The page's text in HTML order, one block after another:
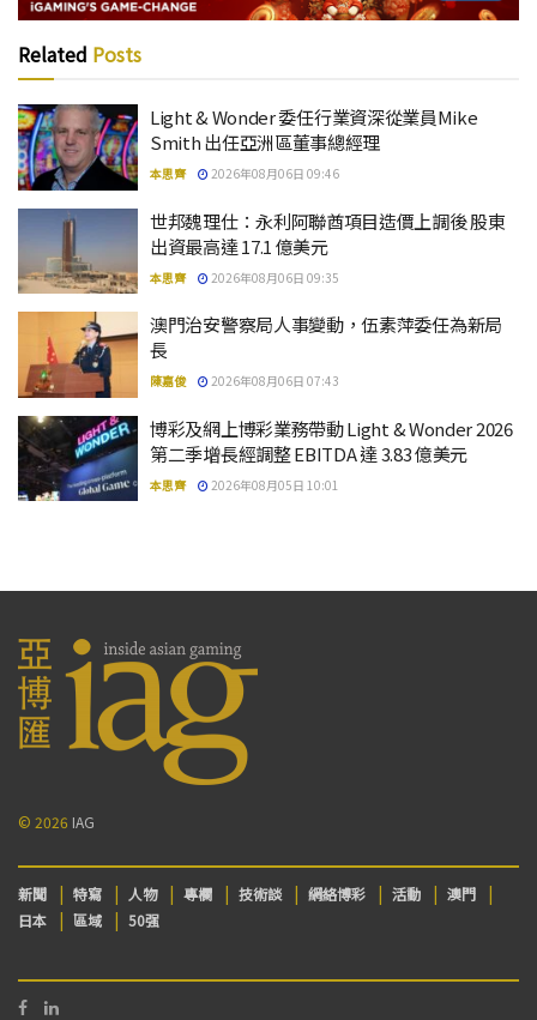
Related Posts
Light & Wonder 委任行業資深從業員Mike
Smith 出任亞洲區董事總經理
本思齊 2026年08月06日 09:46
世邦魏理仕：永利阿聯酋項目造價上調後 股東
出資最高達 17.1 億美元
本思齊 2026年08月06日 09:35
澳門治安警察局人事變動，伍素萍委任為新局
長
陳嘉俊 2026年08月06日 07:43
博彩及網上博彩業務帶動 Light & Wonder 2026
第二季增長經調整 EBITDA 達 3.83 億美元
本思齊 2026年08月05日 10:01
© 2026 IAG
新聞 特寫 人物 專欄 技術談 網絡博彩 活動
澳門
日本
區域 50强